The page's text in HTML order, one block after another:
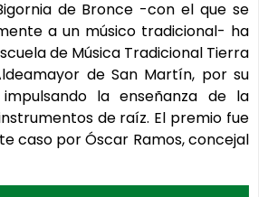
de Bronce -con el que se
a un músico tradicional- ha
de Música Tradicional Tierra
de San Martín, por su
la enseñanza de la
de raíz. El premio fue
caso por Óscar Ramos, concejal